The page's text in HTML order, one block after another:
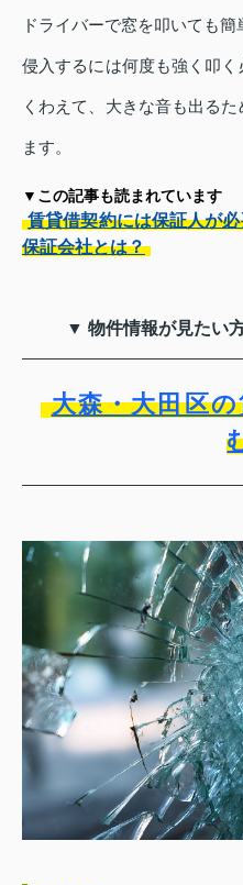
ドライバーで窓を叩いても簡
侵入するには何度も強く叩
くわえて、大きな音も出る
ます。
▼この記事も読まれています
賃貸借契約には保証人が
保証会社とは？
▼ 物件情報が見たい
大森・大田区